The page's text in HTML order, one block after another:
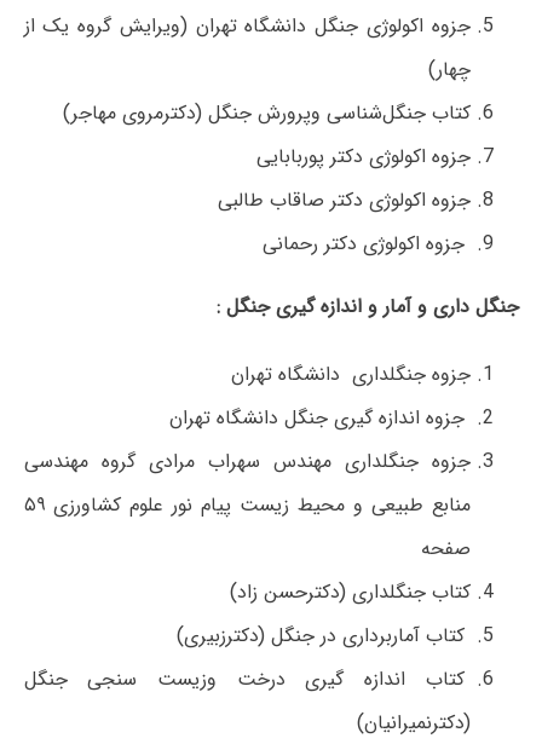
جزوه اکولوژی جنگل دانشگاه تهران (ویرایش گروه یک از
چهار)‌
کتاب جنگل‌شناسی وپرورش جنگل (دکترمروی مهاجر)
جزوه اکولوژی دکتر پوربابایی
جزوه اکولوژی دکتر صاقاب طالبی
جزوه اکولوژی دکتر رحمانی
جنگل داری و آمار و اندازه گیری جنگل :
جزوه جنگلداری دانشگاه تهران
جزوه اندازه گیری جنگل دانشگاه تهران
جزوه جنگلداری مهندس سهراب مرادی گروه مهندسی
منابع طبیعی و محیط زیست پیام نور علوم کشاورزی ۵۹
صفحه
کتاب جنگلداری (دکترحسن زاد)
کتاب آماربرداری در جنگل (دکترزبیری)
کتاب اندازه گیری درخت وزیست سنجی جنگل
(دکترنمیرانیان)